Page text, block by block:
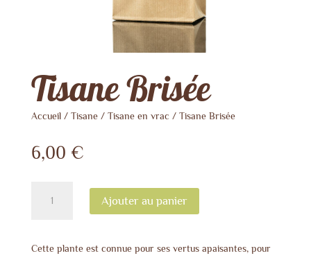
Tisane Brisée
Accueil/ Tisane/ Tisane en vrac / Tisane Brisée
6,00 €
Ajouter au panier
Cette plante est connue pour ses vertus apaisantes, pour